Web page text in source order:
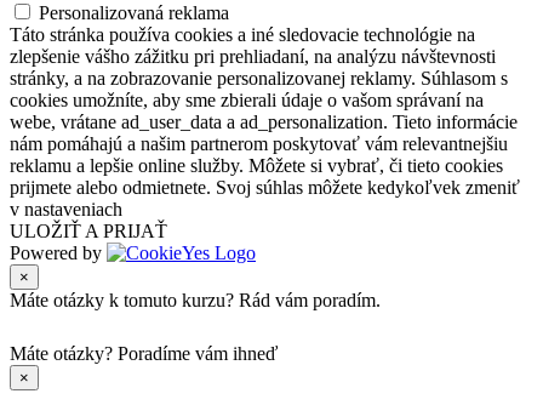
Personalizovaná reklama
Táto stránka používa cookies a iné sledovacie technológie na
zlepšenie vášho zážitku pri prehliadaní, na analýzu návštevnosti
stránky, a na zobrazovanie personalizovanej reklamy. Súhlasom s
cookies umožníte, aby sme zbierali údaje o vašom správaní na
webe, vrátane ad_user_data a ad_personalization. Tieto informácie
nám pomáhajú a našim partnerom poskytovať vám relevantnejšiu
reklamu a lepšie online služby. Môžete si vybrať, či tieto cookies
prijmete alebo odmietnete. Svoj súhlas môžete kedykoľvek zmeniť
v nastaveniach
ULOŽIŤ A PRIJAŤ
Powered by
×
Máte otázky k tomuto kurzu? Rád vám poradím.
Máte otázky? Poradíme vám ihneď
×